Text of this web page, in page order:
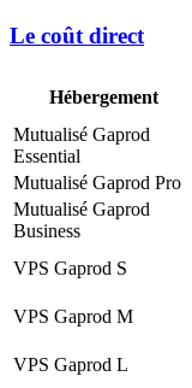
Le coût direct
Hébergement
Mutualisé Gaprod
Essential
Mutualisé Gaprod Pro
Mutualisé Gaprod
Business
VPS Gaprod S
VPS Gaprod M
VPS Gaprod L